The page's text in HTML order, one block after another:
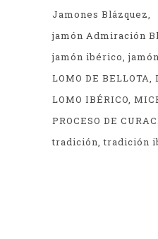
Jamones Blázquez
jamón Admiración
jamón ibérico
LOMO DE BELLOTA
LOMO IBÉRICO
PROCESO DE
tradición tradición